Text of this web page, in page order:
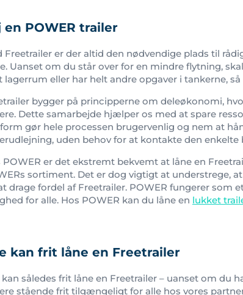
en POWER trailer
Freetrailer er der altid den nødvendige plads til
Uanset om du står over for en mindre flytning,
lagerrum eller har helt andre opgaver i tankerne,
bygger på principperne om deleøkonomi,
Dette samarbejde hjælper os med at spare
gør hele processen brugervenlig og nem at
uden behov for at kontakte den enkelte
POWER er det ekstremt bekvemt at låne en
sortiment. Det er dog vigtigt at understrege,
drage fordel af Freetrailer. POWER fungerer som
for alle. Hos POWER kan du låne en lukket
kan frit låne en Freetrailer
kan således frit låne en Freetrailer – uanset om du
stående frit tilgængeligt for alle hos vores